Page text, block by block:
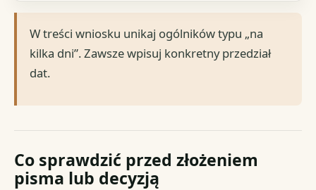
W treści wniosku unikaj ogólników typu „na
kilka dni”. Zawsze wpisuj konkretny przedział
dat.
Co sprawdzić przed złożeniem
pisma lub decyzją